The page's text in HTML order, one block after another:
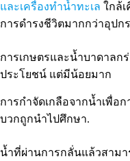
และเครื่องทำน้ำทะเล ใกล้
การดำรงชีวิตมากกว่าอุป
การเกษตรและน้ำบาดาลก
ประโยชน์ แต่มีน้อยมาก
การกำจัดเกลือจากน้ำเพื่อ
บวกถูกนำไปศึกษา.
น้ำที่ผ่านการกลั่นแล้วสาม